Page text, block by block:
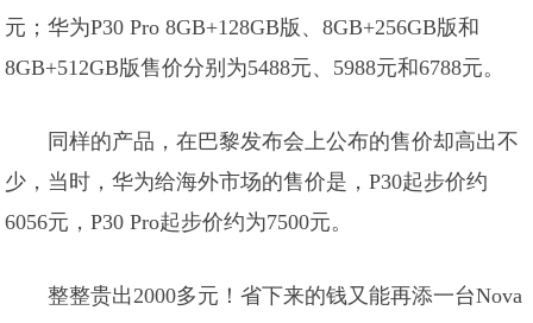
元；华为P30 Pro 8GB+128GB版、8GB+256GB版和
8GB+512GB版售价分别为5488元、5988元和6788元。
同样的产品，在巴黎发布会上公布的售价却高出不
少，当时，华为给海外市场的售价是，P30起步价约
6056元，P30 Pro起步价约为7500元。
整整贵出2000多元！省下来的钱又能再添一台Nova